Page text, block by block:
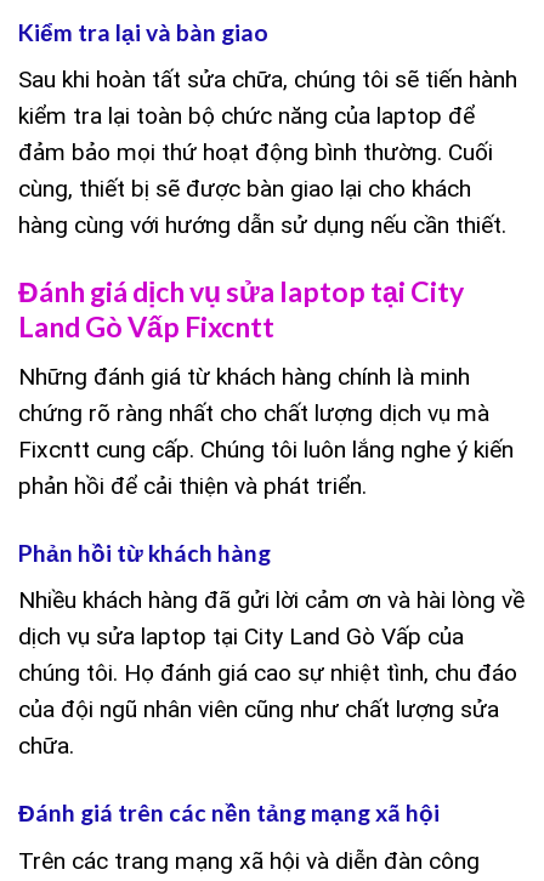
Kiểm tra lại và bàn giao
Sau khi hoàn tất sửa chữa, chúng tôi sẽ tiến hành
kiểm tra lại toàn bộ chức năng của laptop để
đảm bảo mọi thứ hoạt động bình thường. Cuối
cùng, thiết bị sẽ được bàn giao lại cho khách
hàng cùng với hướng dẫn sử dụng nếu cần thiết.
Đánh giá dịch vụ sửa laptop tại City
Land Gò Vấp Fixcntt
Những đánh giá từ khách hàng chính là minh
chứng rõ ràng nhất cho chất lượng dịch vụ mà
Fixcntt cung cấp. Chúng tôi luôn lắng nghe ý kiến
phản hồi để cải thiện và phát triển.
Phản hồi từ khách hàng
Nhiều khách hàng đã gửi lời cảm ơn và hài lòng về
dịch vụ sửa laptop tại City Land Gò Vấp của
chúng tôi. Họ đánh giá cao sự nhiệt tình, chu đáo
của đội ngũ nhân viên cũng như chất lượng sửa
chữa.
Đánh giá trên các nền tảng mạng xã hội
Trên các trang mạng xã hội và diễn đàn công